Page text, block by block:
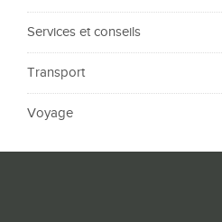
Services et conseils
Transport
Voyage